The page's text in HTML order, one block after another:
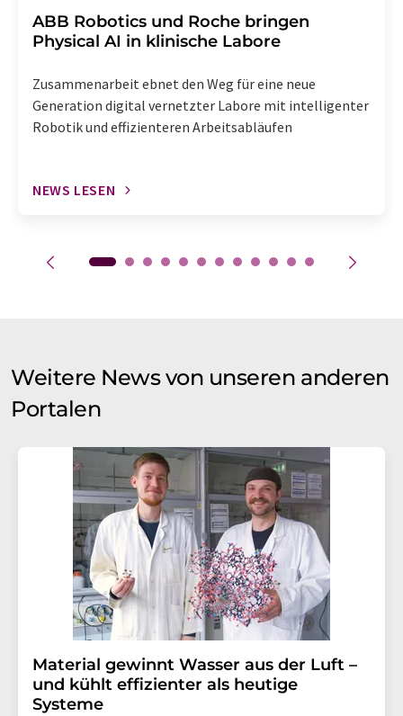
​​​​​​​ABB Robotics und Roche bringen
Physical AI in klinische Labore
Zusammenarbeit ebnet den Weg für eine neue
Generation digital vernetzter Labore mit intelligenter
Robotik und effizienteren Arbeitsabläufen
NEWS LESEN
Weitere News von unseren anderen
Portalen
Material gewinnt Wasser aus der Luft –
und kühlt effizienter als heutige
Systeme